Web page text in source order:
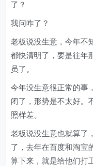
了？
我问咋了？
老板说没生意，今年不
都快清明了，要是往年
员了。
今年没生意很正常的事
闭了，形势是不太好。
照样差。
老板说没生意也就算了
了，去年在百度和淘宝
算下来，就是给他们打